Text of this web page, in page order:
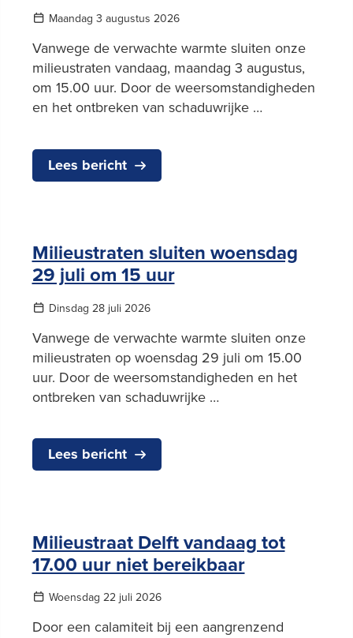
Maandag 3 augustus 2026
Vanwege de verwachte warmte sluiten onze
milieustraten vandaag, maandag 3 augustus,
om 15.00 uur. Door de weersomstandigheden
en het ontbreken van schaduwrijke …
Lees bericht
Milieustraten sluiten woensdag
29 juli om 15 uur
Dinsdag 28 juli 2026
Vanwege de verwachte warmte sluiten onze
milieustraten op woensdag 29 juli om 15.00
uur. Door de weersomstandigheden en het
ontbreken van schaduwrijke …
Lees bericht
Milieustraat Delft vandaag tot
17.00 uur niet bereikbaar
Woensdag 22 juli 2026
Door een calamiteit bij een aangrenzend